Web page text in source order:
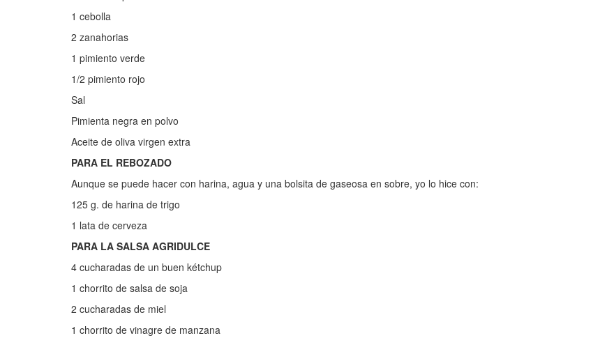
1 cebolla
2 zanahorias
1 pimiento verde
1/2 pimiento rojo
Sal
Pimienta negra en polvo
Aceite de oliva virgen extra
PARA EL REBOZADO
Aunque se puede hacer con harina, agua y una bolsita de gaseosa en sobre, yo lo hice con:
125 g. de harina de trigo
1 lata de cerveza
PARA LA SALSA AGRIDULCE
4 cucharadas de un buen kétchup
1 chorrito de salsa de soja
2 cucharadas de miel
1 chorrito de vinagre de manzana